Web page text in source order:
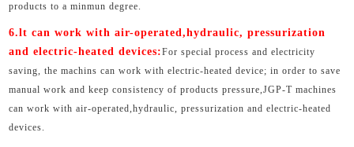
products to a minmun degree.
6.lt can work with air-operated,hydraulic, pressurization
and electric-heated devices:For special process and electricity
saving, the machins can work with electric-heated device; in order to save
manual work and keep consistency of products pressure,JGP-T machines
can work with air-operated,hydraulic, pressurization and electric-heated
devices.